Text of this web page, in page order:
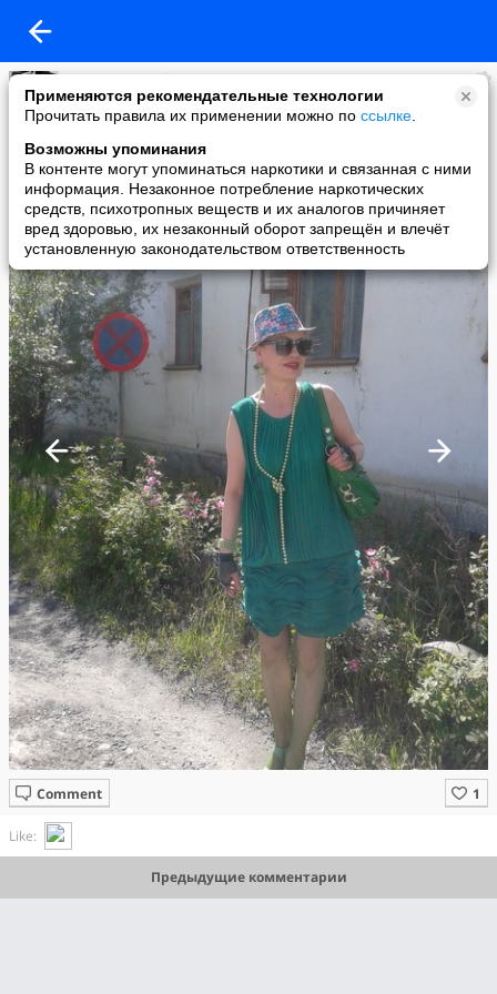
Применяются рекомендательные технологии
Прочитать правила их применении можно по ссылке
Возможны упоминания
В контенте могут упоминаться наркотики и связанная с ними
информация. Незаконное потребление наркотических
средств, психотропных веществ и их аналогов причиняет
вред здоровью, их незаконный оборот запрещён и влечёт
установленную законодательством ответственность
Светлана Таубе
added a photo
28 Jun в 03:39
Comment
Like:
Предыдущие комментарии